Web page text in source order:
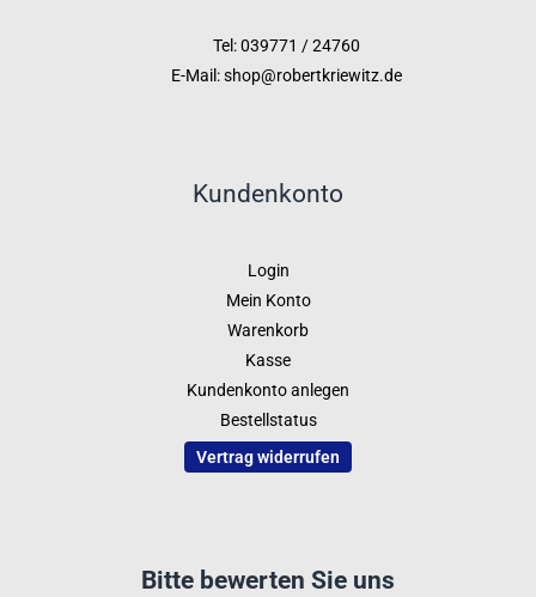
Tel: 039771 / 24760
E-Mail: shop@robertkriewitz.de
Kundenkonto
Login
Mein Konto
Warenkorb
Kasse
Kundenkonto anlegen
Bestellstatus
Vertrag widerrufen
Bitte bewerten Sie uns